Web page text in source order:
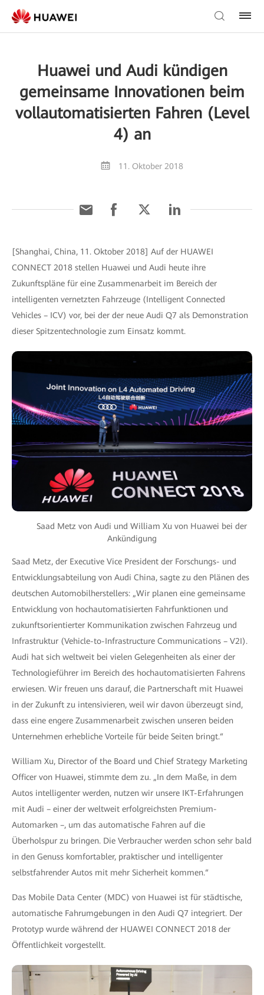
Huawei und Audi kündigen
gemeinsame Innovationen beim
vollautomatisierten Fahren (Level
4) an
11. Oktober 2018
[Shanghai, China, 11. Oktober 2018] Auf der HUAWEI
CONNECT 2018 stellen Huawei und Audi heute ihre
Zukunftspläne für eine Zusammenarbeit im Bereich der
intelligenten vernetzten Fahrzeuge (Intelligent Connected
Vehicles – ICV) vor, bei der der neue Audi Q7 als Demonstration
dieser Spitzentechnologie zum Einsatz kommt.
Saad Metz von Audi und William Xu von Huawei bei der
Ankündigung
Saad Metz, der Executive Vice President der Forschungs- und
Entwicklungsabteilung von Audi China, sagte zu den Plänen des
deutschen Automobilherstellers: „Wir planen eine gemeinsame
Entwicklung von hochautomatisierten Fahrfunktionen und
zukunftsorientierter Kommunikation zwischen Fahrzeug und
Infrastruktur (Vehicle-to-Infrastructure Communications – V2I).
Audi hat sich weltweit bei vielen Gelegenheiten als einer der
Technologieführer im Bereich des hochautomatisierten Fahrens
erwiesen. Wir freuen uns darauf, die Partnerschaft mit Huawei
in der Zukunft zu intensivieren, weil wir davon überzeugt sind,
dass eine engere Zusammenarbeit zwischen unseren beiden
Unternehmen erhebliche Vorteile für beide Seiten bringt.“
William Xu, Director of the Board und Chief Strategy Marketing
Officer von Huawei, stimmte dem zu. „In dem Maße, in dem
Autos intelligenter werden, nutzen wir unsere IKT-Erfahrungen
mit Audi – einer der weltweit erfolgreichsten Premium-
Automarken –, um das automatische Fahren auf die
Überholspur zu bringen. Die Verbraucher werden schon sehr bald
in den Genuss komfortabler, praktischer und intelligenter
selbstfahrender Autos mit mehr Sicherheit kommen.“
Das Mobile Data Center (MDC) von Huawei ist für städtische,
automatische Fahrumgebungen in den Audi Q7 integriert. Der
Prototyp wurde während der HUAWEI CONNECT 2018 der
Öffentlichkeit vorgestellt.